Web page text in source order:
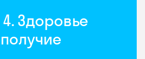
Здоровье